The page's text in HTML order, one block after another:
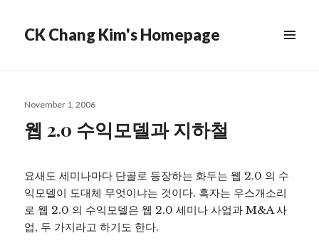
CK Chang Kim's Homepage
Posted
November 1, 2006
웹 2.0 수익모델과 지하철
요새도 세미나마다 단골로 등장하는 화두는 웹 2.0 의 수
익모델이 도대체 무엇이냐는 것이다. 혹자는 우스개소리
로 웹 2.0 의 수익모델은 웹 2.0 세미나 사업과 M&A 사
업, 두 가지라고 하기도 한다.